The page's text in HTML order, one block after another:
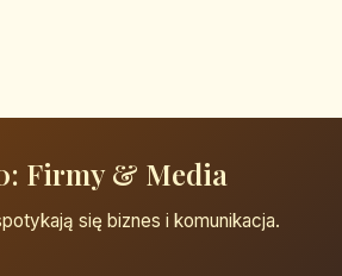
Firmy & Media
się biznes i komunikacja.